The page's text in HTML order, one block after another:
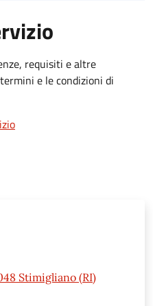
requisiti e altre
e le condizioni di
Stimigliano (RI)